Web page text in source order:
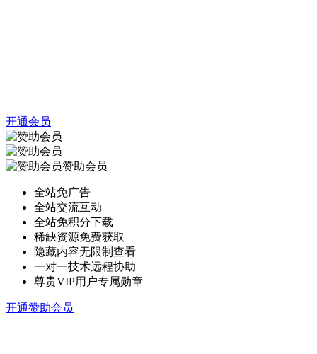
开通会员
赞助会员
全站免广告
全站交流互动
全站免积分下载
稀缺资源免费获取
隐藏内容无限制查看
一对一技术远程协助
尊贵VIP用户专属勋章
开通赞助会员